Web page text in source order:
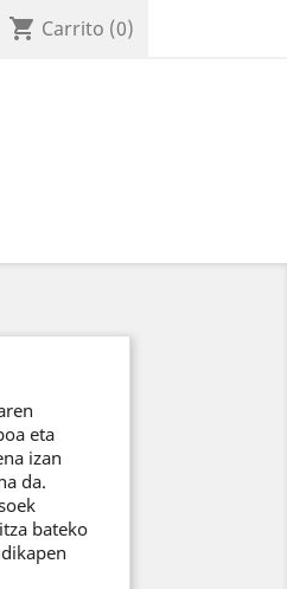
shopping_cart Carrito (0)
eta
izan
da.
bateko